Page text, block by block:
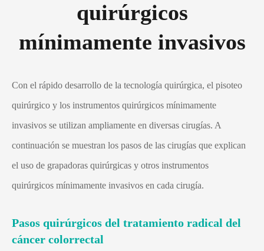
quirúrgicos
mínimamente invasivos
Con el rápido desarrollo de la tecnología quirúrgica, el pisoteo
quirúrgico y los instrumentos quirúrgicos mínimamente
invasivos se utilizan ampliamente en diversas cirugías. A
continuación se muestran los pasos de las cirugías que explican
el uso de grapadoras quirúrgicas y otros instrumentos
quirúrgicos mínimamente invasivos en cada cirugía.
Pasos quirúrgicos del tratamiento radical del
cáncer colorrectal